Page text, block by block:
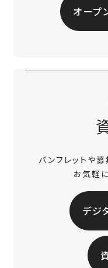
オープ
パンフレットや
お気軽
デジ